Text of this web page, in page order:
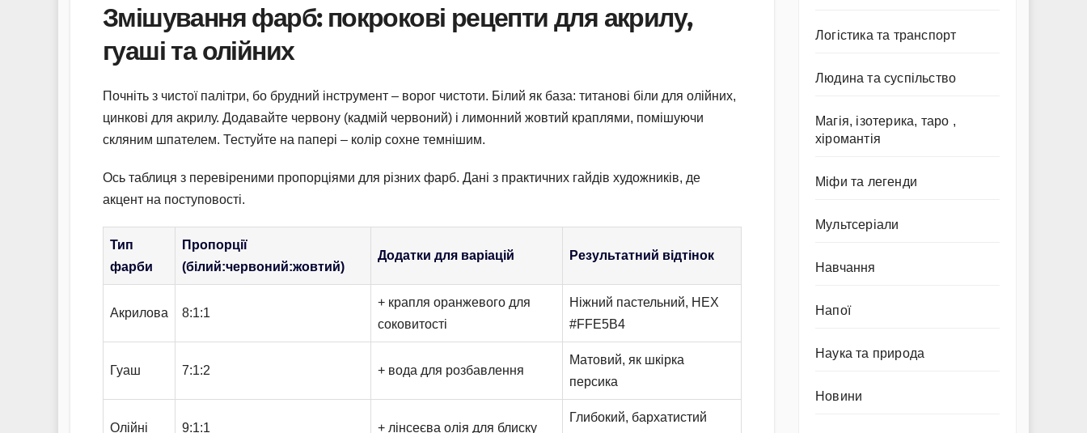
Змішування фарб: покрокові рецепти для акрилу,
гуаші та олійних
Почніть з чистої палітри, бо брудний інструмент – ворог чистоти. Білий як база: титанові біли для олійних,
цинкові для акрилу. Додавайте червону (кадмій червоний) і лимонний жовтий краплями, помішуючи
скляним шпателем. Тестуйте на папері – колір сохне темнішим.
Ось таблиця з перевіреними пропорціями для різних фарб. Дані з практичних гайдів художників, де
акцент на поступовості.
Тип
фарби
Пропорції
(білий:червоний:жовтий)
Додатки для варіацій Результатний відтінок
Акрилова 8:1:1
+ крапля оранжевого для
соковитості
Ніжний пастельний, HEX
#FFE5B4
Гуаш 7:1:2 + вода для розбавлення
Матовий, як шкірка
персика
Олійні 9:1:1 + лінсеєва олія для блиску
Глибокий, бархатистий
Логістика та транспорт
Людина та суспільство
Магія, ізотерика, таро ,
хіромантія
Міфи та легенди
Мультсеріали
Навчання
Напої
Наука та природа
Новини